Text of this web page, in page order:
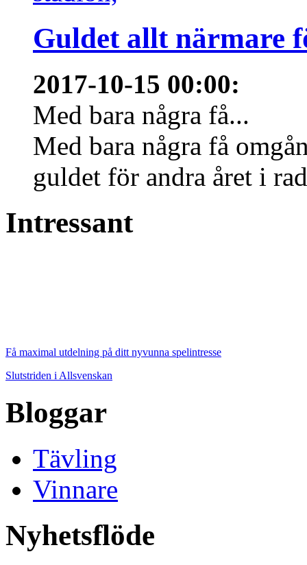
Guldet allt närmare
2017-10-15 00:00:
Med bara några få...
Med bara några få
guldet för andra året i
Intressant
Få maximal utdelning på ditt nyvunna spelintresse
Slutstriden i Allsvenskan
Bloggar
Tävling
Vinnare
Nyhetsflöde